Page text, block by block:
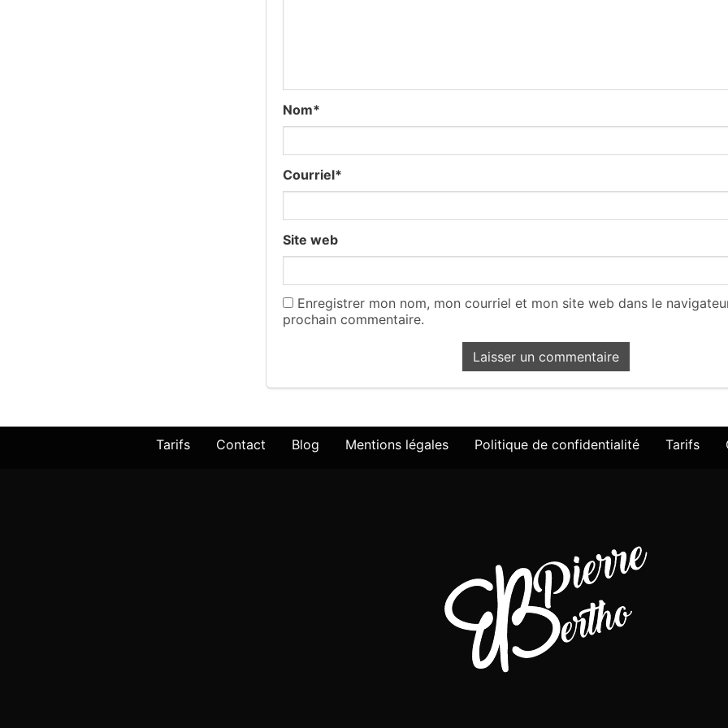
Nom*
Courriel*
Site web
Enregistrer mon nom, mon courriel et mon site web dans le
prochain commentaire.
Tarifs Contact Blog Mentions légales Politique de confidentialité Tarifs